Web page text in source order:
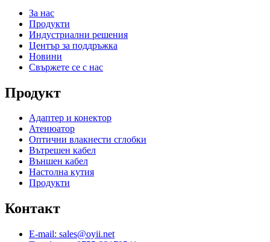
За нас
Продукти
Индустриални решения
Център за поддръжка
Новини
Свържете се с нас
Продукт
Адаптер и конектор
Атенюатор
Оптични влакнести сглобки
Вътрешен кабел
Външен кабел
Настолна кутия
Продукти
Контакт
E-mail: sales@oyii.net